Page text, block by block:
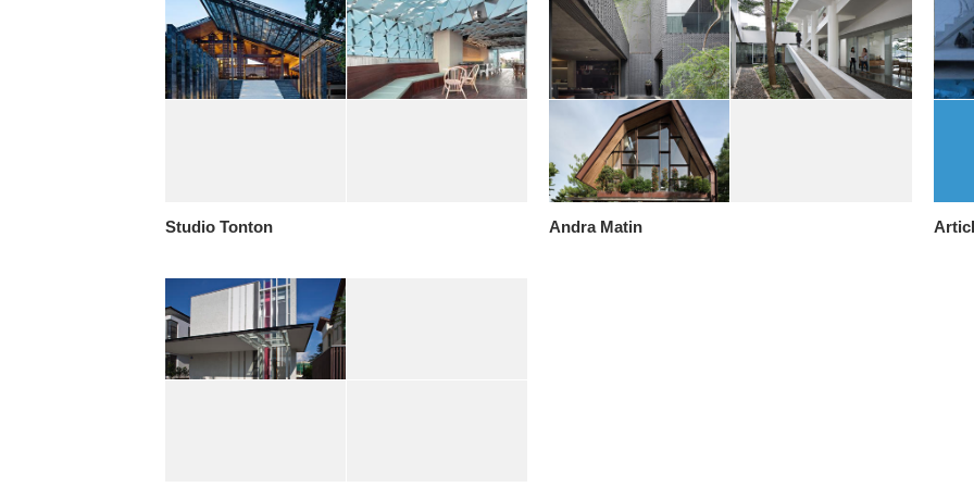
Studio Tonton Andra Matin